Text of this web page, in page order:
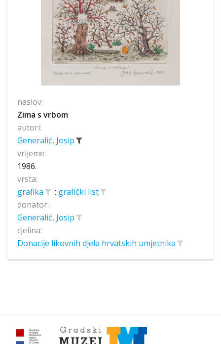
naslov:
Zima s vrbom
autori:
Generalić, Josip
vrijeme:
1986.
vrsta:
grafika
; grafički list
donator:
Generalić, Josip
cjelina:
Donacije likovnih djela hrvatskih umjetnika